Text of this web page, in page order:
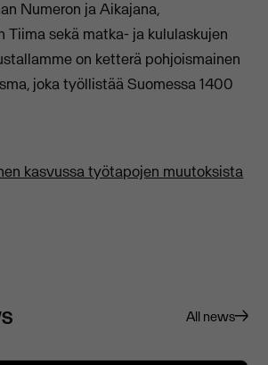
Numeron ja Aikajana,
Tiima sekä matka- ja kululaskujen
on ketterä pohjoismainen
joka työllistää Suomessa 1400
kasvussa työtapojen muutoksista
All news